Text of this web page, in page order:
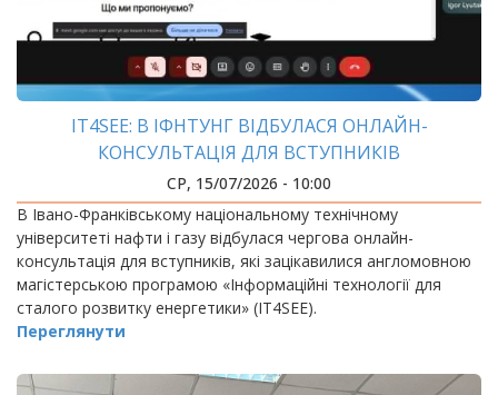
IT4SEE: В ІФНТУНГ ВІДБУЛАСЯ ОНЛАЙН-
КОНСУЛЬТАЦІЯ ДЛЯ ВСТУПНИКІВ
СР, 15/07/2026 - 10:00
В Івано-Франківському національному технічному
університеті нафти і газу відбулася чергова онлайн-
консультація для вступників, які зацікавилися англомовною
магістерською програмою «Інформаційні технології для
сталого розвитку енергетики» (IT4SEE).
Переглянути